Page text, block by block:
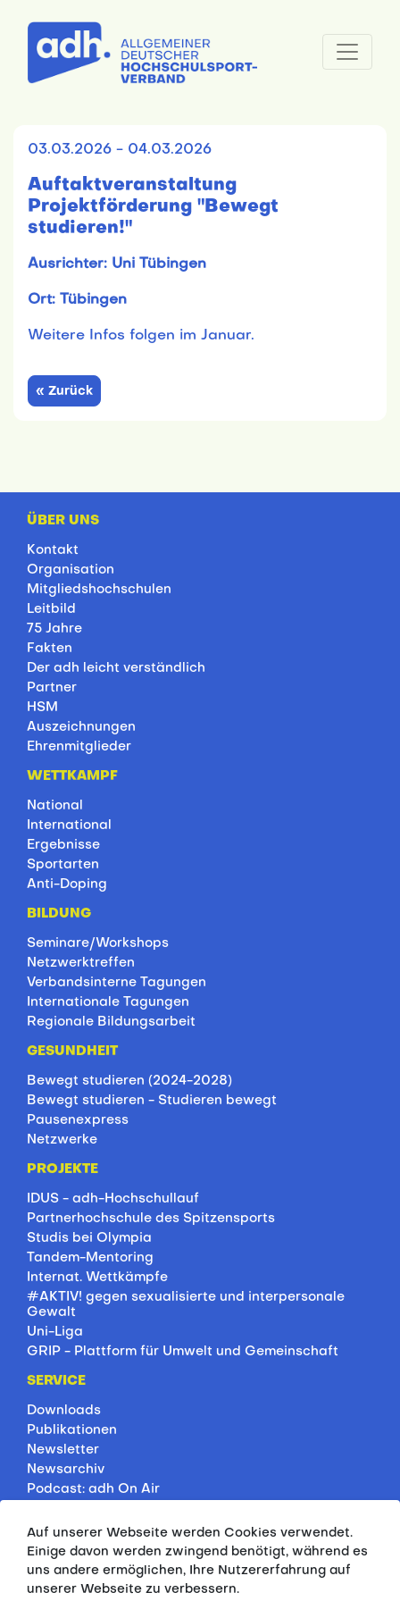
03.03.2026 - 04.03.2026
Auftaktveranstaltung
Projektförderung "Bewegt
studieren!"
Ausrichter: Uni Tübingen
Ort: Tübingen
Weitere Infos folgen im Januar.
« Zurück
ÜBER UNS
Kontakt
Organisation
Mitgliedshochschulen
Leitbild
75 Jahre
Fakten
Der adh leicht verständlich
Partner
HSM
Auszeichnungen
Ehrenmitglieder
WETTKAMPF
National
International
Ergebnisse
Sportarten
Anti-Doping
BILDUNG
Seminare/Workshops
Netzwerktreffen
Verbandsinterne Tagungen
Internationale Tagungen
Regionale Bildungsarbeit
GESUNDHEIT
Bewegt studieren (2024-2028)
Bewegt studieren - Studieren bewegt
Pausenexpress
Netzwerke
PROJEKTE
IDUS - adh-Hochschullauf
Partnerhochschule des Spitzensports
Studis bei Olympia
Tandem-Mentoring
Internat. Wettkämpfe
#AKTIV! gegen sexualisierte und interpersonale
Gewalt
Uni-Liga
GRIP - Plattform für Umwelt und Gemeinschaft
SERVICE
Downloads
Publikationen
Newsletter
Newsarchiv
Podcast: adh On Air
Rankings
Servicepartner
HSP-Onlinekurse
Auf unserer Webseite werden Cookies verwendet.
Einige davon werden zwingend benötigt, während es
uns andere ermöglichen, Ihre Nutzererfahrung auf
unserer Webseite zu verbessern.